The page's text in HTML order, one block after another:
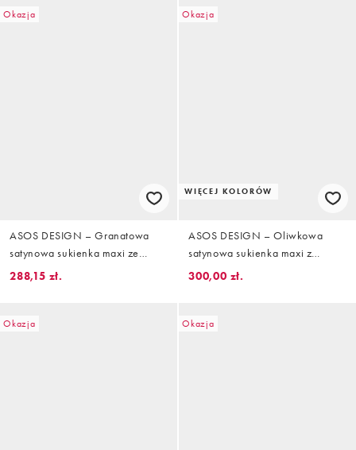
Okazja
ASOS DESIGN – Granatowa
satynowa sukienka maxi ze
skosu w groszki
288,15 zł.
Okazja
WIĘCEJ KOLORÓW
ASOS DESIGN – Oliwkowa
satynowa sukienka maxi z
zabudowanym dekoltem i
300,00 zł.
Okazja Okazja